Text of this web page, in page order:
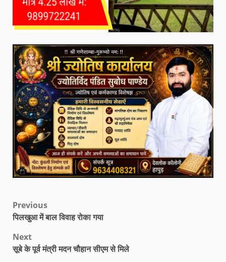
Previous
पिलखुआ में बाल विवाह रोका गया
Next
सूबे के पूर्व मंत्री मदन चौहान सीएम से मिले